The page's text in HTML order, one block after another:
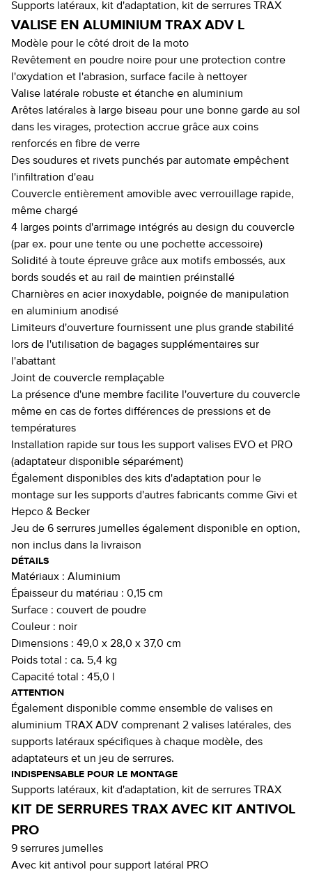
Supports latéraux, kit d'adaptation, kit de serrures TRAX
VALISE EN ALUMINIUM TRAX ADV L
Modèle pour le côté droit de la moto
Revêtement en poudre noire pour une protection contre
l'oxydation et l'abrasion, surface facile à nettoyer
Valise latérale robuste et étanche en aluminium
Arêtes latérales à large biseau pour une bonne garde au sol
dans les virages, protection accrue grâce aux coins
renforcés en fibre de verre
Des soudures et rivets punchés par automate empêchent
l'infiltration d'eau
Couvercle entièrement amovible avec verrouillage rapide,
même chargé
4 larges points d'arrimage intégrés au design du couvercle
(par ex. pour une tente ou une pochette accessoire)
Solidité à toute épreuve grâce aux motifs embossés, aux
bords soudés et au rail de maintien préinstallé
Charnières en acier inoxydable, poignée de manipulation
en aluminium anodisé
Limiteurs d'ouverture fournissent une plus grande stabilité
lors de l'utilisation de bagages supplémentaires sur
l'abattant
Joint de couvercle remplaçable
La présence d'une membre facilite l'ouverture du couvercle
même en cas de fortes différences de pressions et de
températures
Installation rapide sur tous les support valises EVO et PRO
(adaptateur disponible séparément)
Également disponibles des kits d'adaptation pour le
montage sur les supports d'autres fabricants comme Givi et
Hepco & Becker
Jeu de 6 serrures jumelles également disponible en option,
non inclus dans la livraison
DÉTAILS
Matériaux : Aluminium
Épaisseur du matériau : 0,15 cm
Surface : couvert de poudre
Couleur : noir
Dimensions : 49,0 x 28,0 x 37,0 cm
Poids total : ca. 5,4 kg
Capacité total : 45,0 l
ATTENTION
Également disponible comme ensemble de valises en
aluminium TRAX ADV comprenant 2 valises latérales, des
supports latéraux spécifiques à chaque modèle, des
adaptateurs et un jeu de serrures.
INDISPENSABLE POUR LE MONTAGE
Supports latéraux, kit d'adaptation, kit de serrures TRAX
KIT DE SERRURES TRAX AVEC KIT ANTIVOL
PRO
9 serrures jumelles
Avec kit antivol pour support latéral PRO